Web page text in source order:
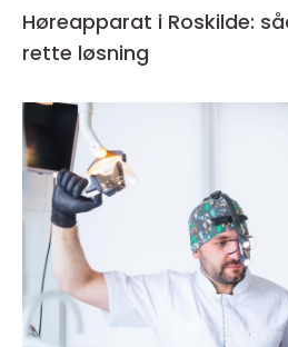
Høreapparat i Roskilde:
rette løsning